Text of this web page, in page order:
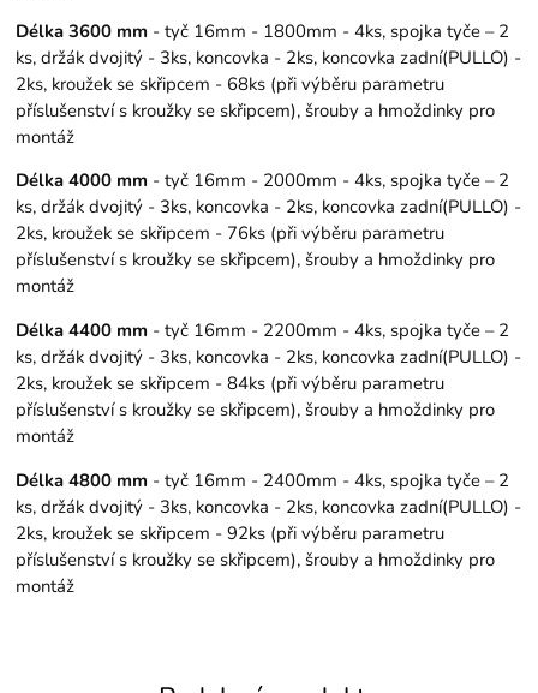
Délka 3600 mm - tyč 16mm - 1800mm - 4ks, spojka tyče – 2
ks, držák dvojitý - 3ks, koncovka - 2ks, koncovka zadní(PULLO) -
2ks, kroužek se skřipcem - 68ks (při výběru parametru
příslušenství s kroužky se skřipcem), šrouby a hmoždinky pro
montáž
Délka 4000 mm - tyč 16mm - 2000mm - 4ks, spojka tyče – 2
ks, držák dvojitý - 3ks, koncovka - 2ks, koncovka zadní(PULLO) -
2ks, kroužek se skřipcem - 76ks (při výběru parametru
příslušenství s kroužky se skřipcem), šrouby a hmoždinky pro
montáž
Délka 4400 mm - tyč 16mm - 2200mm - 4ks, spojka tyče – 2
ks, držák dvojitý - 3ks, koncovka - 2ks, koncovka zadní(PULLO) -
2ks, kroužek se skřipcem - 84ks (při výběru parametru
příslušenství s kroužky se skřipcem), šrouby a hmoždinky pro
montáž
Délka 4800 mm - tyč 16mm - 2400mm - 4ks, spojka tyče – 2
ks, držák dvojitý - 3ks, koncovka - 2ks, koncovka zadní(PULLO) -
2ks, kroužek se skřipcem - 92ks (při výběru parametru
příslušenství s kroužky se skřipcem), šrouby a hmoždinky pro
montáž